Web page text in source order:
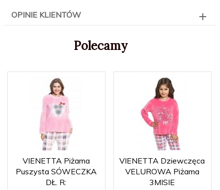
OPINIE KLIENTÓW
Polecamy
VIENETTA Piżama
Puszysta SÓWECZKA
DŁ. R:
VIENETTA Dziewczęca
VELUROWA Piżama
3MISIE